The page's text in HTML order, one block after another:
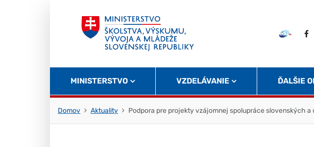
EDU TV
MINISTERSTVO VZDELÁVANIE ĎALŠIE
Domov Aktuality Podpora pre projekty vzájomnej spolupráce slovenských